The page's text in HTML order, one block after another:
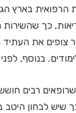
כך שהשירות
צופים את
בנוסף,
שרופאים רבים
שיש לבחון היטב